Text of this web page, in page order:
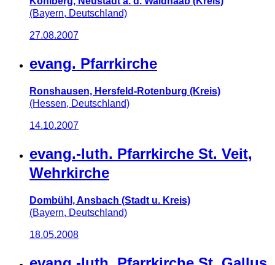
(Bayern, Deutschland)
27.08.2007
evang. Pfarrkirche
Ronshausen, Hersfeld-Rotenburg (Kreis)
(Hessen, Deutschland)
14.10.2007
evang.-luth. Pfarrkirche St. Veit,
Wehrkirche
Dombühl, Ansbach (Stadt u. Kreis)
(Bayern, Deutschland)
18.05.2008